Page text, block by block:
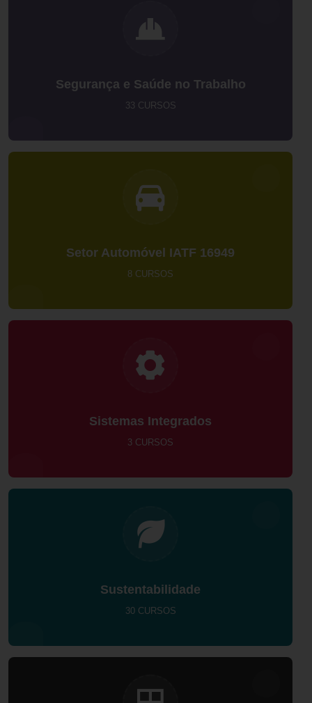
Segurança e Saúde no Trabalho
33 CURSOS
Setor Automóvel IATF 16949
8 CURSOS
Sistemas Integrados
3 CURSOS
Sustentabilidade
30 CURSOS